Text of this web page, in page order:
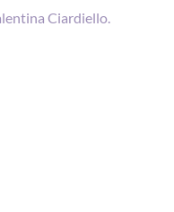
Ciardiello.